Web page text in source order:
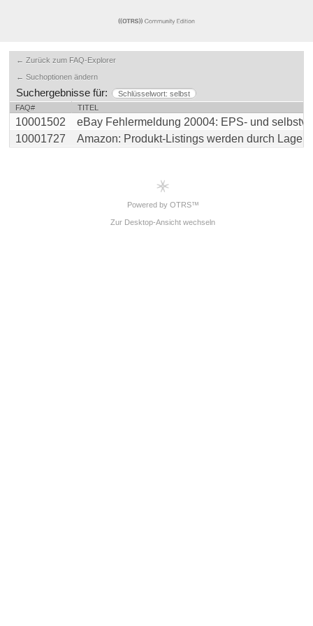
← Zurück zum FAQ-Explorer
← Suchoptionen ändern
Suchergebnisse für:
Schlüsselwort: selbst
FAQ#
TITEL
10001502
eBay Fehlermeldung 20004: EPS- und
10001727
Amazon: Produkt-Listings werden durch
Powered by OTRS™
Zur Desktop-Ansicht wechseln